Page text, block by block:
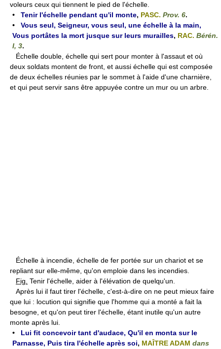
voleurs ceux qui tiennent le pied de l'échelle.
• Tenir l'échelle pendant qu'il monte, PASC. Prov. 6.
• Vous seul, Seigneur, vous seul, une échelle à la main,
Vous portâtes la mort jusque sur leurs murailles, RAC. Bérén.
I, 3.
Échelle double, échelle qui sert pour monter à l'assaut et où
deux soldats montent de front, et aussi échelle qui est composée
de deux échelles réunies par le sommet à l'aide d'une charnière,
et qui peut servir sans être appuyée contre un mur ou un arbre.
Échelle à incendie, échelle de fer portée sur un chariot et se
repliant sur elle-même, qu'on emploie dans les incendies.
Fig. Tenir l'échelle, aider à l'élévation de quelqu'un.
Après lui il faut tirer l'échelle, c'est-à-dire on ne peut mieux faire
que lui : locution qui signifie que l'homme qui a monté a fait la
besogne, et qu'on peut tirer l'échelle, étant inutile qu'un autre
monte après lui.
• Lui fit concevoir tant d'audace, Qu'il en monta sur le
Parnasse, Puis tira l'échelle après soi, MAÎTRE ADAM dans